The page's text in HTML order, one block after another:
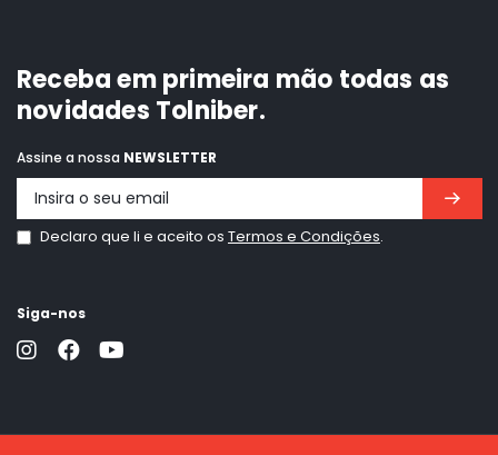
Receba em primeira mão todas as
novidades Tolniber.
Assine a nossa NEWSLETTER
Declaro que li e aceito os Termos e Condições.
Siga-nos